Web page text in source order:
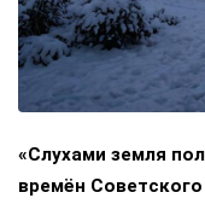
«Слухами земля
времён